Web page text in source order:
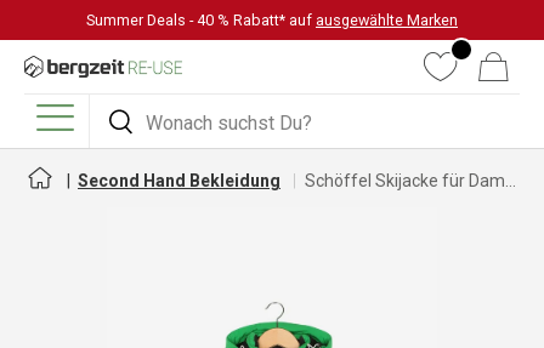
DIREKT ZUM INHALT
Summer Deals - 40 % Rabatt* auf ausgewählte Marken
Suchen
Suchen
WunschlisteWarenkorb
Menü
Second Hand Bekleidung